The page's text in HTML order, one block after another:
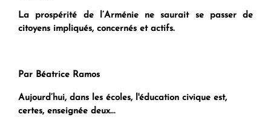
La prospérité de l’Arménie ne saurait se passer de
citoyens impliqués, concernés et actifs.
Par Béatrice Ramos
Aujourd’hui, dans les écoles, l'éducation civique est,
certes, enseignée deux...